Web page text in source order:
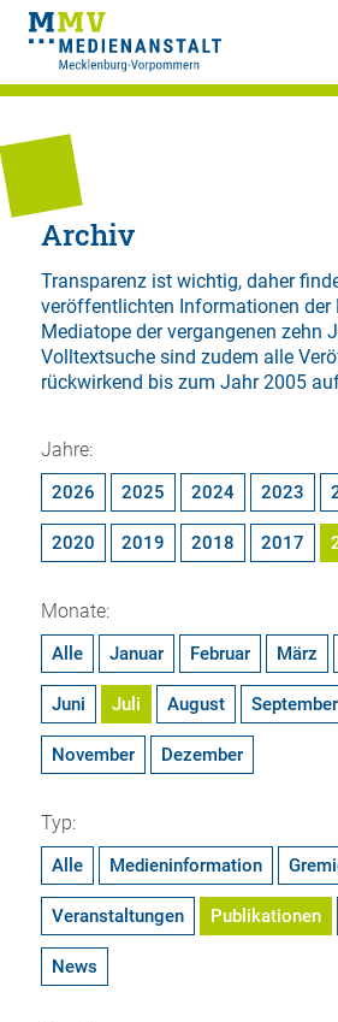
Archiv
Transparenz ist wichtig, daher
veröffentlichten Informationen der
Mediatope der vergangenen zehn
Volltextsuchesind zudem alle
rückwirkend bis zum Jahr 2005
Jahre:
2026 2025 2024 2023
2020 2019 2018 2017
Monate:
Alle Januar Februar März
Juni Juli August September
November Dezember
Typ:
Alle Medieninformation
Veranstaltungen Publikationen
News